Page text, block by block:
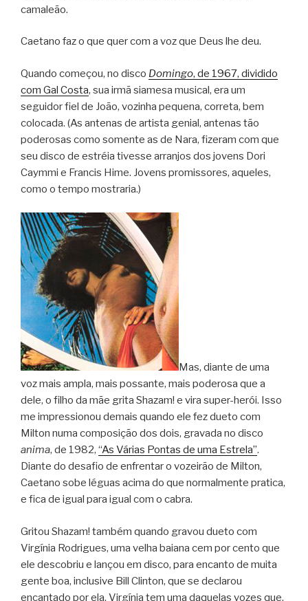
camaleão.
Caetano faz o que quer com a voz que Deus lhe deu.
Quando começou, no disco Domingo, de 1967, dividido
com Gal Costa, sua irmã siamesa musical, era um
seguidor fiel de João, vozinha pequena, correta, bem
colocada. (As antenas de artista genial, antenas tão
poderosas como somente as de Nara, fizeram com que
seu disco de estréia tivesse arranjos dos jovens Dori
Caymmi e Francis Hime. Jovens promissores, aqueles,
como o tempo mostraria.)
Mas, diante de uma
voz mais ampla, mais possante, mais poderosa que a
dele, o filho da mãe grita Shazam! e vira super-herói. Isso
me impressionou demais quando ele fez dueto com
Milton numa composição dos dois, gravada no disco
anima, de 1982, “As Várias Pontas de uma Estrela”.
Diante do desafio de enfrentar o vozeirão de Milton,
Caetano sobe léguas acima do que normalmente pratica,
e fica de igual para igual com o cabra.
Gritou Shazam! também quando gravou dueto com
Virgínia Rodrigues, uma velha baiana cem por cento que
ele descobriu e lançou em disco, para encanto de muita
gente boa, inclusive Bill Clinton, que se declarou
encantado por ela. Virgínia tem uma daquelas vozes que,